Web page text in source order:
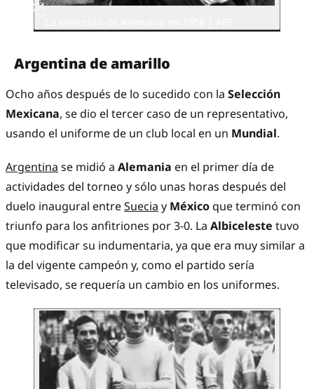
Argentina de amarillo
Ocho años después de lo sucedido con la Selección
Mexicana, se dio el tercer caso de un representativo,
usando el uniforme de un club local en un Mundial.
Argentina se midió a Alemania en el primer día de
actividades del torneo y sólo unas horas después del
duelo inaugural entreSuecia y Méxicoque terminó con
triunfo para los anfitriones por 3-0. La Albiceleste tuvo
que modificar su indumentaria, ya que era muy similar a
la del vigente campeón y, como el partido sería
televisado, se requería un cambio en los uniformes.